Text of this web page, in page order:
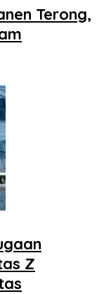
Terong,
Z